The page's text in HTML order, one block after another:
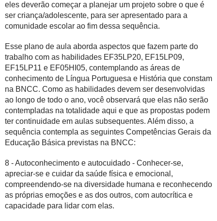
eles deverão começar a planejar um projeto sobre o que é
ser criança/adolescente, para ser apresentado para a
comunidade escolar ao fim dessa sequência.
Esse plano de aula aborda aspectos que fazem parte do
trabalho com as habilidades EF35LP20, EF15LP09,
EF15LP11 e EF05HI05, contemplando as áreas de
conhecimento de Língua Portuguesa e História que constam
na BNCC. Como as habilidades devem ser desenvolvidas
ao longo de todo o ano, você observará que elas não serão
contempladas na totalidade aqui e que as propostas podem
ter continuidade em aulas subsequentes. Além disso, a
sequência contempla as seguintes Competências Gerais da
Educação Básica previstas na BNCC:
8 - Autoconhecimento e autocuidado - Conhecer-se,
apreciar-se e cuidar da saúde física e emocional,
compreendendo-se na diversidade humana e reconhecendo
as próprias emoções e as dos outros, com autocrítica e
capacidade para lidar com elas.